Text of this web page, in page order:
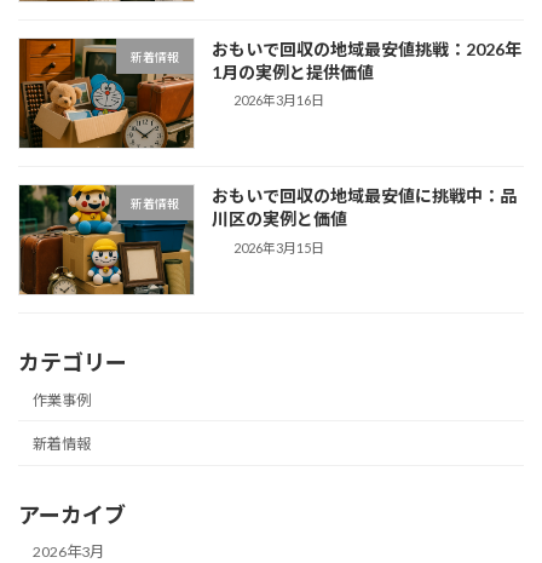
新着情報
おもいで回収の地域最安値挑戦：2026年
1月の実例と提供価値
2026年3月16日
新着情報
おもいで回収の地域最安値に挑戦中：品
川区の実例と価値
2026年3月15日
カテゴリー
作業事例
新着情報
アーカイブ
2026年3月